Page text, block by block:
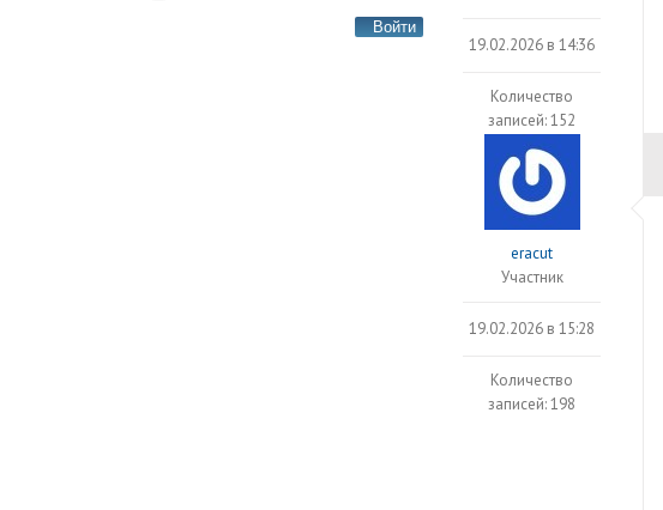
19.02.2026 в 14:36
Количество
записей: 152
eracut
Участник
19.02.2026 в 15:28
Количество
записей: 198
Войти